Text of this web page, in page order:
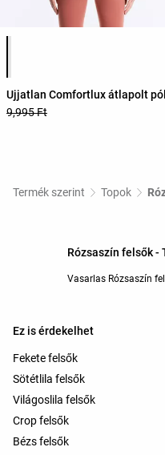
Termékszínek listája
Ujjatlan Comfortlux átlapolt
9,995 Ft
Termék szerint Topok
Rózsaszín felsők -
Vasarlas Rózsaszín
Ez is érdekelhet
Fekete felsők
Sötétlila felsők
Világoslila felsők
Crop felsők
Bézs felsők